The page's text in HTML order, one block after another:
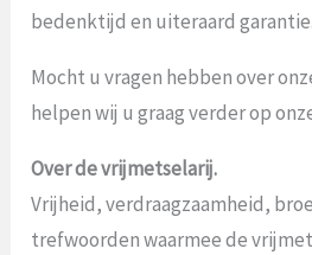
bedenktijd en uiteraard garantie.
Mocht u vragen hebben over
helpen wij u graag verder op
Over de vrijmetselarij.
Vrijheid, verdraagzaamheid,
trefwoorden waarmee de